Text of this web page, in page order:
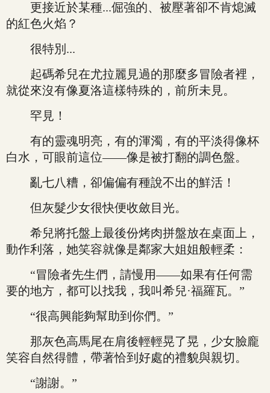
更接近於某種...倔強的、被壓著卻不肯熄滅
的紅色火焰？
很特別...
起碼希兒在尤拉麗見過的那麼多冒險者裡，
就從來沒有像夏洛這樣特殊的，前所未見。
罕見！
有的靈魂明亮，有的渾濁，有的平淡得像杯
白水，可眼前這位——像是被打翻的調色盤。
亂七八糟，卻偏偏有種說不出的鮮活！
但灰髮少女很快便收斂目光。
希兒將托盤上最後份烤肉拼盤放在桌面上，
動作利落，她笑容就像是鄰家大姐姐般輕柔：
“冒險者先生們，請慢用——如果有任何需
要的地方，都可以找我，我叫希兒·福羅瓦。”
“很高興能夠幫助到你們。”
那灰色高馬尾在肩後輕輕晃了晃，少女臉龐
笑容自然得體，帶著恰到好處的禮貌與親切。
“謝謝。”